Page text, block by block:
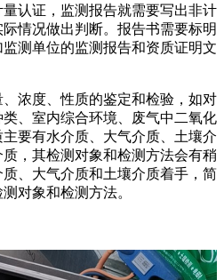
认证，监测报告就需要写出非计
情况做出判断。报告书需要标明
测单位的监测报告和资质证明文
浓度、性质的鉴定和检验，如对
、室内综合环境、废气中二氧化
要有水介质、大气介质、土壤介
，其检测对象和检测方法会有稍
、大气介质和土壤介质着手，简
对象和检测方法。